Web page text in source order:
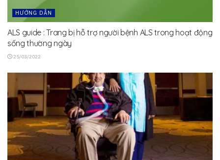
HƯỚNG DẪN
ALS guide : Trang bị hỗ trợ người bệnh ALS trong hoạt động
sống thường ngày
25/03/2022